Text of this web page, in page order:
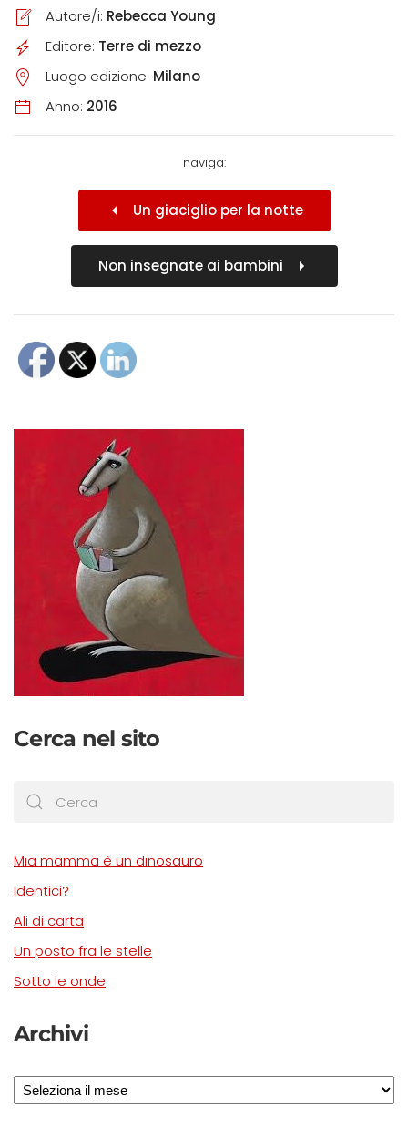
Autore/i: Rebecca Young
Editore: Terre di mezzo
Luogo edizione: Milano
Anno: 2016
naviga:
Un giaciglio per la notte
Non insegnate ai bambini
Cerca nel sito
Mia mamma è un dinosauro
Identici?
Ali di carta
Un posto fra le stelle
Sotto le onde
Archivi
Archivi